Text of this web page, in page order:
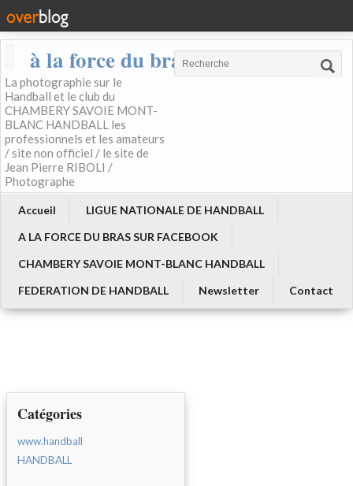
à la force du bras
La photographie sur le
Handball et le club du
CHAMBERY SAVOIE MONT-
BLANC HANDBALL les
professionnels et les amateurs
/ site non officiel / le site de
Jean Pierre RIBOLI /
Photographe
Accueil
LIGUE NATIONALE DE HANDBALL
A LA FORCE DU BRAS SUR FACEBOOK
CHAMBERY SAVOIE MONT-BLANC HANDBALL
FEDERATION DE HANDBALL
Newsletter Contact
Catégories
www.handball
HANDBALL